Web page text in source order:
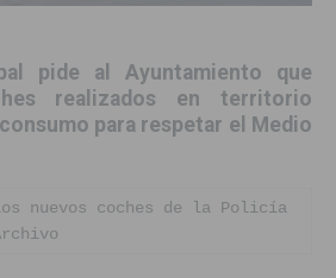
pide al Ayuntamiento que
realizados en territorio
para respetar el Medio
nuevos coches de la Policía